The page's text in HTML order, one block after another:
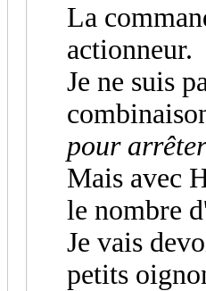
La
actionneur.
Je ne suis
pour
Mais avec
le nombre
Je vais
petits